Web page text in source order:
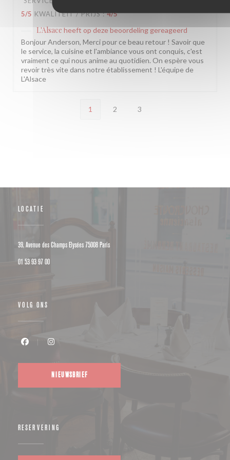
5/5 KWALITEIT / PRIJS: 4/5
L'Alsace heeft op deze beoordeling gereageerd
Bonjour Anderson, Merci pour ce beau retour ! Savoir que
le service, la cuisine et l'ambiance vous ont conquis, c'est
vraiment ce qui nous anime au quotidien. On espère vous
revoir très vite dans notre établissement ! L'équipe de
L'Alsace
1 2 3
LOCATIE
39, Avenue des Champs Elysées 75008 Paris((opent in een nieuw venster))
01 53 93 97 00
VOLG ONS
NIEUWSBRIEF
RESERVERING